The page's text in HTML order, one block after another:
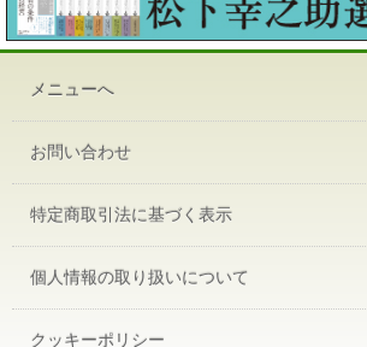
メニューへ
お問い合わせ
特定商取引法に基づく表示
個人情報の取り扱いについて
クッキーポリシー